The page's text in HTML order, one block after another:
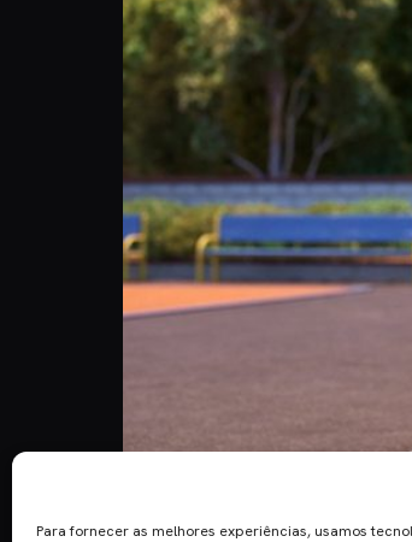
Para fornecer as melhores experiências, usamos